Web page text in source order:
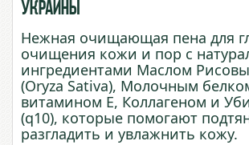
Украины
Нежная очищающая пена для
очищения кожи и пор с
ингредиентами Маслом
(Oryza Sativa), Молочным
витамином Е, Коллагеном и
(q10), которые помогают
разгладить и увлажнить кожу.